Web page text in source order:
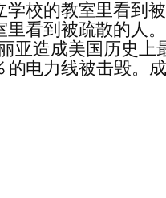
校的教室里看到
看到被疏散的人
亚造成美国历史
的电力线被击毁。